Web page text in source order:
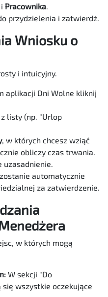
i Pracownika.
przydzielenia i zatwierdź.
Wniosku o
i intuicyjny.
aplikacji Dni Wolne kliknij
z listy (np. "Urlop
, w których chcesz wziąć
obliczy czas trwania.
uzasadnienie.
automatycznie
za zatwierdzenie.
w których mogą
W sekcji "Do
wszystkie oczekujące